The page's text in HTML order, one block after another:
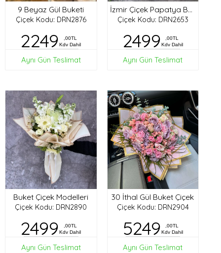
9 Beyaz Gül Buketi
Çiçek Kodu: DRN2876
2249
,00TL
Kdv Dahil
Aynı Gün Teslimat
İzmir Çiçek Papatya Buketi
Çiçek Kodu: DRN2653
2499
,00TL
Kdv Dahil
Aynı Gün Teslimat
Buket Çiçek Modelleri
Çiçek Kodu: DRN2890
2499
,00TL
Kdv Dahil
Aynı Gün Teslimat
30 İthal Gül Buket Çiçek
Çiçek Kodu: DRN2904
5249
,00TL
Kdv Dahil
Aynı Gün Teslimat